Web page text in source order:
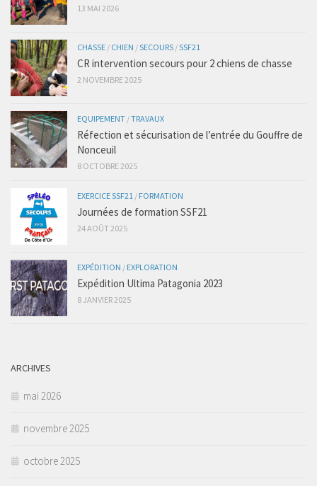
13 MAI 2026
CHASSE / CHIEN /SECOURS /SSF21
CR intervention secours pour 2 chiens de chasse
2 NOVEMBRE 2025
EQUIPEMENT /TRAVAUX
Réfection et sécurisation de l’entrée du Gouffre de
Nonceuil
8 OCTOBRE 2025
EXERCICE SSF21 / FORMATION
Journées de formation SSF21
24 AOÛT 2025
EXPÉDITION / EXPLORATION
Expédition Ultima Patagonia 2023
8 JANVIER 2025
ARCHIVES
mai 2026
novembre 2025
octobre 2025